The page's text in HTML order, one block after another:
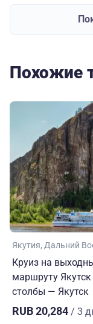
Похожие
Якутия Дальний
Круиз на
маршруту
столбы — Якутск
RUB 20,284 / 3